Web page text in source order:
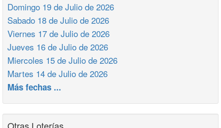
Domingo 19 de Julio de 2026
Sabado 18 de Julio de 2026
Viernes 17 de Julio de 2026
Jueves 16 de Julio de 2026
Miercoles 15 de Julio de 2026
Martes 14 de Julio de 2026
Más fechas ...